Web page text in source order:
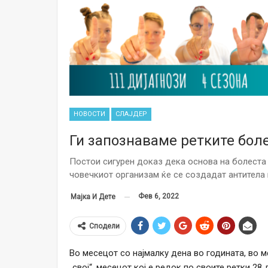
НОВОСТИ СЛАЈДЕР
Ги запознаваме ретките
Постои сигурен доказ дека основа на
човечкиот организам ќе се создадат антитела
Мајка И Дете Фев 6, 2022
Сподели
Во месецот со најмалку дена во годината, во